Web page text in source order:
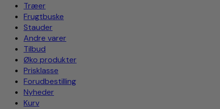
Træer
Frugtbuske
Stauder
Andre varer
Tilbud
Øko produkter
Prisklasse
Forudbestilling
Nyheder
Kurv